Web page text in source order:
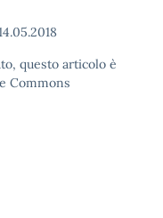
questo articolo è
Commons